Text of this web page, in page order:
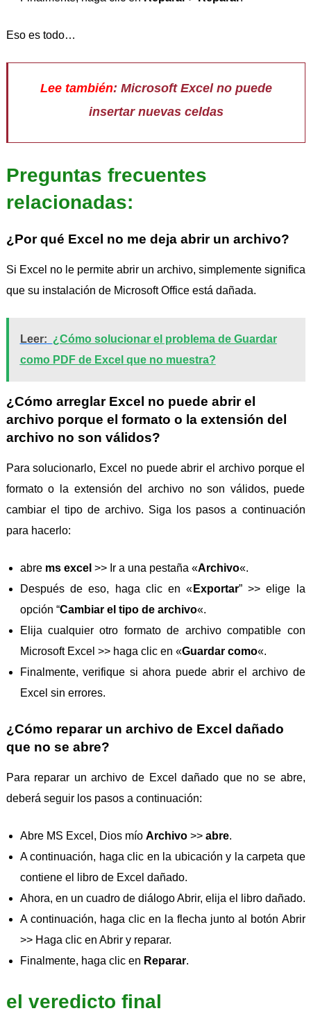
Eso es todo…
Lee también: Microsoft Excel no puede
insertar nuevas celdas
Preguntas frecuentes
relacionadas:
¿Por qué Excel no me deja abrir un archivo?
Si Excel no le permite abrir un archivo, simplemente significa
que su instalación de Microsoft Office está dañada.
Leer: ¿Cómo solucionar el problema de Guardar
como PDF de Excel que no muestra?
¿Cómo arreglar Excel no puede abrir el
archivo porque el formato o la extensión del
archivo no son válidos?
Para solucionarlo, Excel no puede abrir el archivo porque el
formato o la extensión del archivo no son válidos, puede
cambiar el tipo de archivo. Siga los pasos a continuación
para hacerlo:
abre ms excel >> Ir a una pestaña «Archivo«.
Después de eso, haga clic en « Exportar” >> elige la
opción “Cambiar el tipo de archivo«.
Elija cualquier otro formato de archivo compatible con
Microsoft Excel >> haga clic en «Guardar como«.
Finalmente, verifique si ahora puede abrir el archivo de
Excel sin errores.
¿Cómo reparar un archivo de Excel dañado
que no se abre?
Para reparar un archivo de Excel dañado que no se abre,
deberá seguir los pasos a continuación:
Abre MS Excel, Dios mío Archivo>> abre.
A continuación, haga clic en la ubicación y la carpeta que
contiene el libro de Excel dañado.
Ahora, en un cuadro de diálogo Abrir, elija el libro dañado.
A continuación, haga clic en la flecha junto al botón Abrir
>> Haga clic en Abrir y reparar.
Finalmente, haga clic en Reparar.
el veredicto final